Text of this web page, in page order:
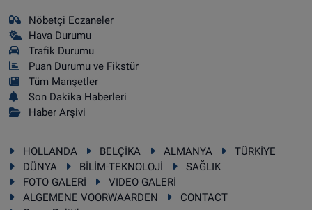
Nöbetçi Eczaneler
Hava Durumu
Trafik Durumu
Puan Durumu ve Fikstür
Tüm Manşetler
Son Dakika Haberleri
Haber Arşivi
HOLLANDA BELÇİKA ALMANYA
TÜRKİYE
DÜNYA
BİLİM-TEKNOLOJİ
SAĞLIK
FOTO GALERİ
VIDEO GALERİ
ALGEMENE VOORWAARDEN
CONTACT